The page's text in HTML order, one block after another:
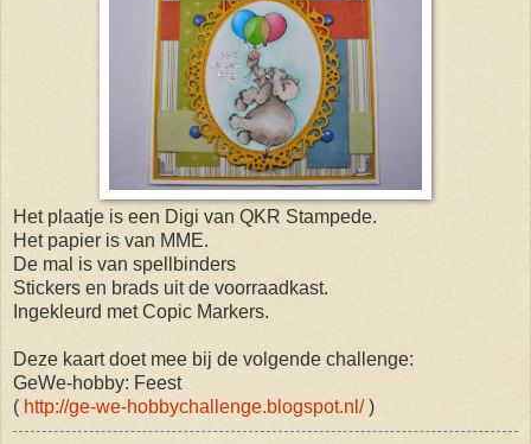
Het plaatje is een Digi van QKR Stampede.
Het papier is van MME.
De mal is van spellbinders
Stickers en brads uit de voorraadkast.
Ingekleurd met Copic Markers.
Deze kaart doet mee bij de volgende challenge:
GeWe-hobby: Feest
( http://ge-we-hobbychallenge.blogspot.nl/)